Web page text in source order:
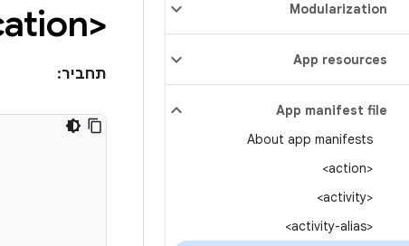
Modularization
App resources
App manifest file
About app manifests
<action>
<activity>
<activity-alias>
<application>
תחביר: